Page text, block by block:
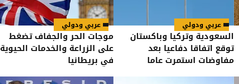
عربي ودولي
السعودية وتركيا وباكستان
توقع اتفاقا دفاعيا بعد
مفاوضات استمرت عاما
عربي ودولي
موجات الحر والجفاف تضغط
على الزراعة والخدمات الحيوية
في بريطانيا